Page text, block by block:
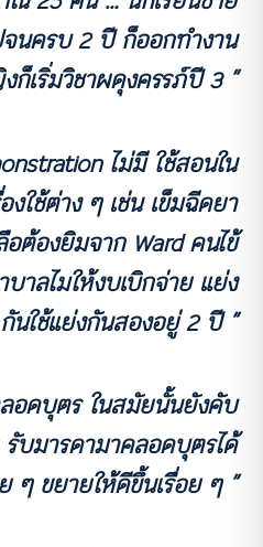
นครบ 2 ปี ก็ออกทำงาน
เริ่มวิชาผดุงครรภ์ปี 3 ”
ไม่มี ใช้สอนใน
งใช้ต่าง ๆ เช่น เข็มฉีดยา
อต้องยิมจาก Ward คนไข้
บาลไมให้งบเบิกจ่าย แย่ง
กันใช้แย่งกันสองอยู่ 2 ปี ”
อดบุตร ในสมัยนั้นยังคับ
บมารดามาคลอดบุตรได้
ๆ ขยายให้ดีขึ้นเรื่อย ๆ ”